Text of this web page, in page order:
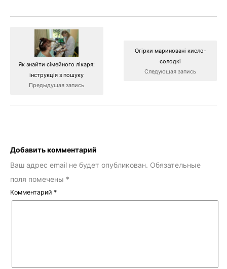
Як знайти сімейного лікаря:
інструкція з пошуку
Предыдущая запись
Огірки мариновані кисло-
солодкі
Следующая запись
Добавить комментарий
Ваш адрес email не будет опубликован. Обязательные
поля помечены *
Комментарий *